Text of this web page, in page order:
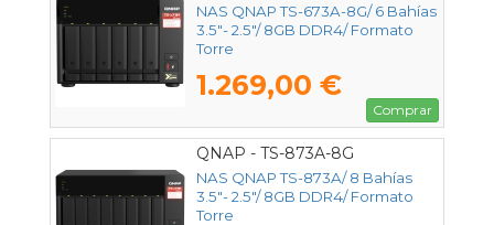
NAS QNAP TS-673A-8G/ 6 Bahías
3.5"- 2.5"/ 8GB DDR4/ Formato
Torre
1.269,00 €
Comprar
QNAP - TS-873A-8G
NAS QNAP TS-873A/ 8 Bahías
3.5"- 2.5"/ 8GB DDR4/ Formato
Torre